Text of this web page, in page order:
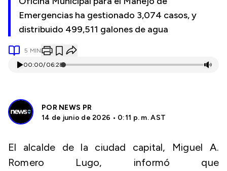
Emergencias ha gestionado 3,074 casos, y
distribuido 499,511 galones de agua
5 MIN
00:00/06:28
POR NEWS PR
14 de junio de 2026 • 0:11 p. m. AST
El alcalde de la ciudad capital, Miguel A.
Romero Lugo, informó que